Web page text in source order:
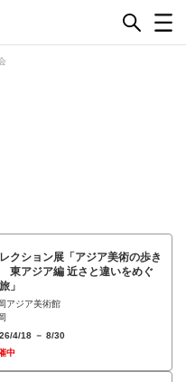
クション展「アジア美術の歩き
東アジア編 近さと違いをめぐ
」
アジア美術館
4/18 － 8/30
中